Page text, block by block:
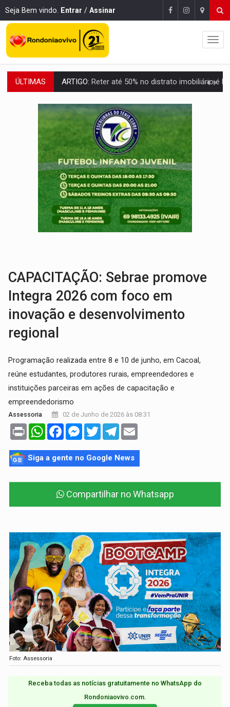
Seja Bem vindo. Entrar / Assinar
ÚLTIMAS DO HOSPITAL AO CAMPO: Veja as mais de 200 ações de Marcos
EXPANSÃO:Grupo Nova Era amplia presença em PVH e transforma Aramix
ROTA GLOBAL:PCC amplia presença internacional e transforma Brasil em
CONEXÃO RONDONIAOVIVO:Museólogo Antônio Ocampo conduz a história de
EXTENSÃO DE DANOS:Ferroviários pedem ao Iphan recuperação de área
VARIANDO O CARDÁPIO:Veja essa receita de carne assada para o
PREJUÍZO AOS ESTUDANTES:Greve dos professores em PVH é
POSSESSÃO DE DEBORAH LOGAN:Terror mistura mistério e filmagens
ARTIGO:
CAPACITAÇÃO: Sebrae promove
Integra 2026 com foco em
inovação e desenvolvimento
regional
Programação realizada entre 8 e 10 de junho, em Cacoal,
reúne estudantes, produtores rurais, empreendedores e
instituições parceiras em ações de capacitação e
empreendedorismo
Assessoria 02 de Junho de 2026 às 08:31
Print WhatsAppFacebookMessenger
TwitterTelegram
Siga a gente no Google News
Compartilhar no Whatsapp
Foto: Assessoria
Receba todas as notícias gratuitamente no WhatsApp do
Rondoniaovivo.com.​